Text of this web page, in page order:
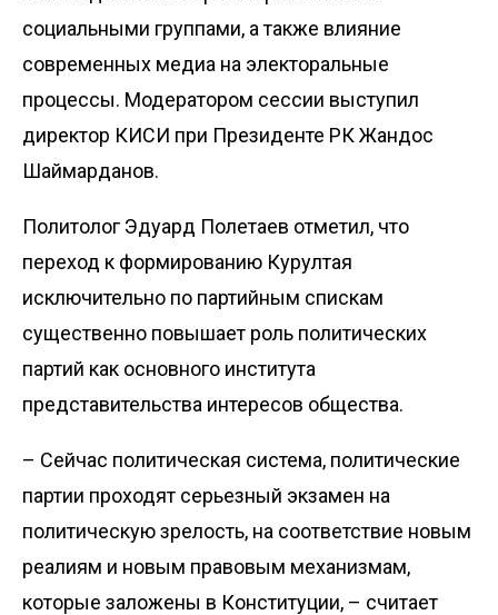
социальными группами, а также влияние
современных медиа на электоральные
процессы. Модератором сессии выступил
директор КИСИ при Президенте РК Жандос
Шаймарданов.
Политолог Эдуард Полетаев отметил, что
переход к формированию Курултая
исключительно по партийным спискам
существенно повышает роль политических
партий как основного института
представительства интересов общества.
– Сейчас политическая система, политические
партии проходят серьезный экзамен на
политичес­кую зрелость, на соответствие новым
реалиям и новым правовым механизмам,
которые заложены в Конституции, – считает